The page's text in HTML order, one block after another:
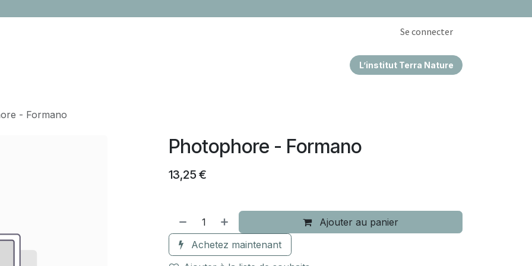
Se connecter
L’institut Terra Nature
- Formano
Photophore - Formano
13,25 €
Ajouter au panier
Achetez maintenant